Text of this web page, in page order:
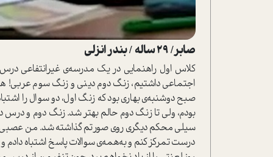
صابر/ 29 ساله / بندر انزلی
کلاس اول راهنمایی در یک مدرسه‌ی غیر‌انتفاعی
اجتماعی داشتیم، زنگ دوم دینی و زنگ سوم
صبح دوشنبه‌ی بهاری بود که زنگ اول، دو سوال را
بودم، ولی تا زنگ دوم حالم بهتر شد. زنگ دوم و درس
سیلی محکم د‌یگری روی صورتم گذاشته شد. من
درست تمرکز کنم و به‌همه‌ی سوالات پاسخ اشتباه دادم و